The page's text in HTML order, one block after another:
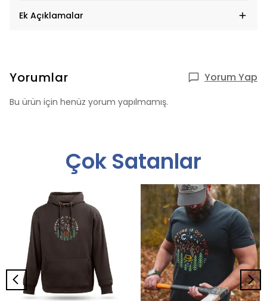
Ek Açıklamalar
Yorumlar Yorum Yap
Bu ürün için henüz yorum yapılmamış.
Çok Satanlar